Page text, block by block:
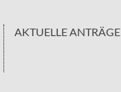
AKTUELLE